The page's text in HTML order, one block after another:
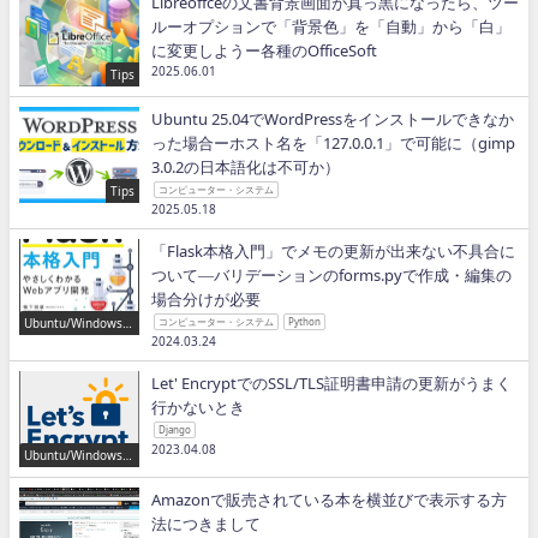
Tips
ルーオプションで「背景色」を「自動」から「白」
に変更しようー各種のOfficeSoft
2025.06.01
Tips
Ubuntu 25.04でWordPressをインストールできなか
った場合ーホスト名を「127.0.0.1」で可能に（gimp
3.0.2の日本語化は不可か）
コンピューター・システム
2025.05.18
Ubuntu/Windows/P
「Flask本格入門」でメモの更新が出来ない不具合に
ついて―バリデーションのforms.pyで作成・編集の
場合分けが必要
コンピューター・システム Python
2024.03.24
Ubuntu/Windows/P
ython/IT
Let' EncryptでのSSL/TLS証明書申請の更新がうまく
行かないとき
Django
2023.04.08
Amazonで販売されている本を横並びで表示する方
法につきまして